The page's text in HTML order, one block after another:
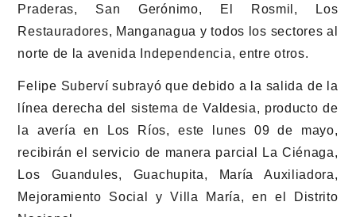
Praderas, San Gerónimo, El Rosmil, Los
Restauradores, Manganagua y todos los sectores al
norte de la avenida Independencia, entre otros.
Felipe Suberví subrayó que debido a la salida de la
línea derecha del sistema de Valdesia, producto de
la avería en Los Ríos, este lunes 09 de mayo,
recibirán el servicio de manera parcial La Ciénaga,
Los Guandules, Guachupita, María Auxiliadora,
Mejoramiento Social y Villa María, en el Distrito